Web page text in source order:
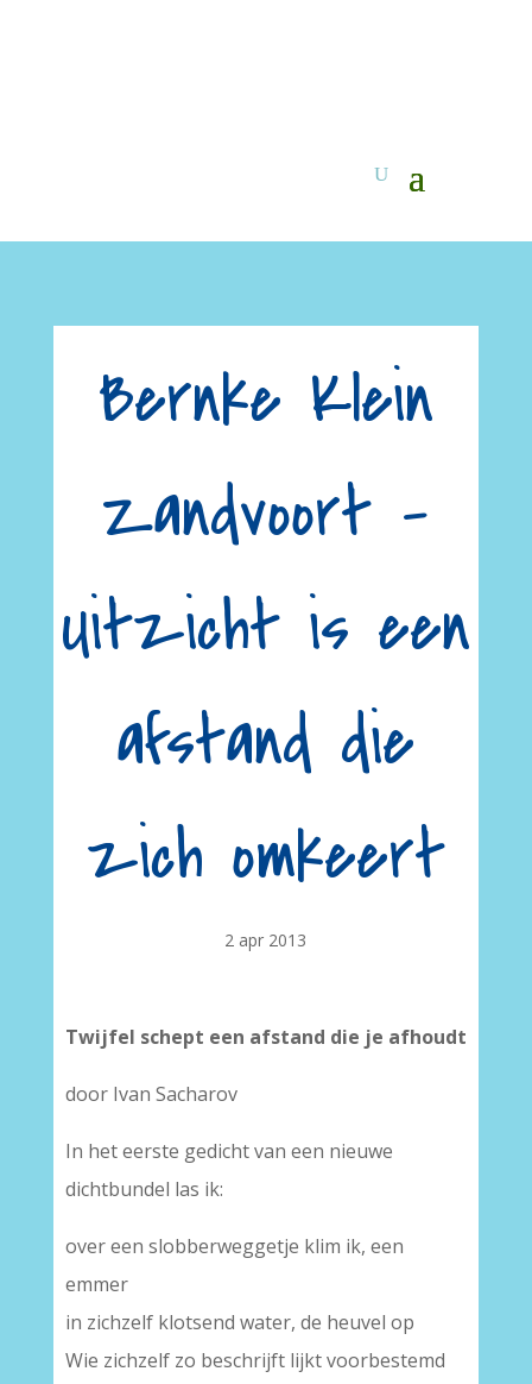
Bernke Klein
Zandvoort –
Uitzicht is een
afstand die
zich omkeert
2 apr 2013
Twijfel schept een afstand die je afhoudt
door Ivan Sacharov
In het eerste gedicht van een nieuwe
dichtbundel las ik:
over een slobberweggetje klim ik, een
emmer
in zichzelf klotsend water, de heuvel op
Wie zichzelf zo beschrijft lijkt voorbestemd